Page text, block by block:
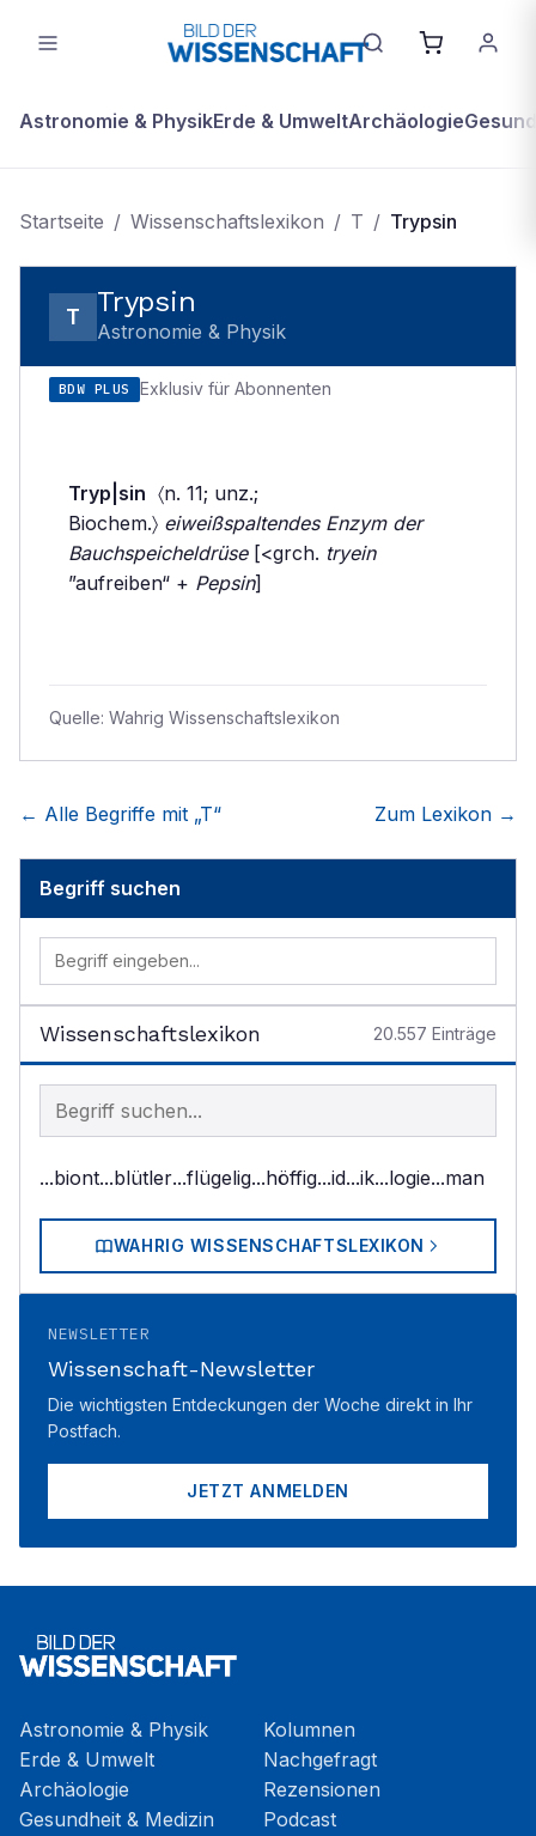
Astronomie & PhysikErde & UmweltArchäologie
Startseite / Wissenschaftslexikon / T / Trypsin
T Trypsin
Astronomie & Physik
BDW PLUS Exklusiv für Abonnenten
Tryp|sin 〈n. 11; unz.;
Biochem.〉 eiweißspaltendes Enzym der
Bauchspeicheldrüse[<grch. tryein
”aufreiben“ + Pepsin]
Quelle: Wahrig Wissenschaftslexikon
← Alle Begriffe mit „T“ Zum Lexikon →
Begriff suchen
Wissenschaftslexikon 20.557 Einträge
Begriff im Lexikon suchen
...biont...blütler...flügelig...höffig...id...ik...logie...man
WAHRIG WISSENSCHAFTSLEXIKON
NEWSLETTER
Wissenschaft-Newsletter
Die wichtigsten Entdeckungen der Woche direkt in Ihr
Postfach.
JETZT ANMELDEN
Astronomie & Physik
Erde & Umwelt
Archäologie
Gesundheit & Medizin
Kolumnen
Nachgefragt
Rezensionen
Podcast